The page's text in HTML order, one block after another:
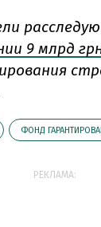
9 млрд
ФОНД
РЕКЛАМА: